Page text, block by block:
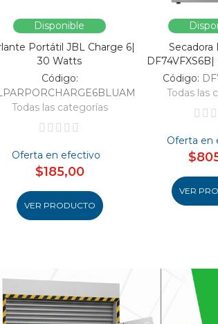
Disponible
Portátil JBL Charge 6|
30 Watts
Código:
Todas las categorías
Oferta en efectivo
$185,00
VER PRODUCTO
Secadora
Código:
Todas las
Oferta en
VER